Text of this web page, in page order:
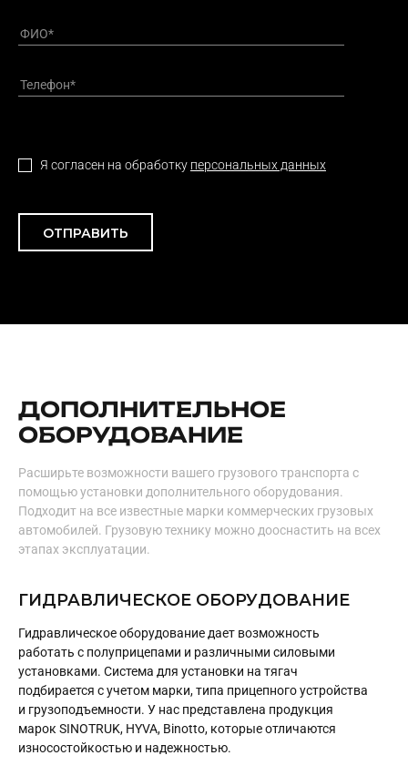
Я согласен на обработку персональных данных
ОТПРАВИТЬ
ДОПОЛНИТЕЛЬНОЕ
ОБОРУДОВАНИЕ
Расширьте возможности вашего грузового транспорта с
помощью установки дополнительного оборудования.
Подходит на все известные марки коммерческих грузовых
автомобилей. Грузовую технику можно дооснастить на всех
этапах эксплуатации.
ГИДРАВЛИЧЕСКОЕ ОБОРУДОВАНИЕ
Гидравлическое оборудование дает возможность
работать с полуприцепами и различными силовыми
установками. Система для установки на тягач
подбирается с учетом марки, типа прицепного устройства
и грузоподъемности. У нас представлена продукция
марок SINOTRUK, HYVA, Binotto, которые отличаются
износостойкостью и надежностью.